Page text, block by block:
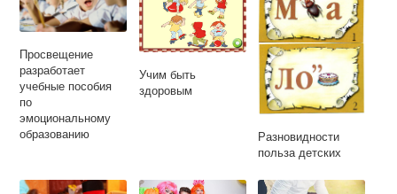
Просвещение
разработает
учебные пособия
по
эмоциональному
образованию
Учим быть
здоровым
Разновидности
польза детских
ребенка